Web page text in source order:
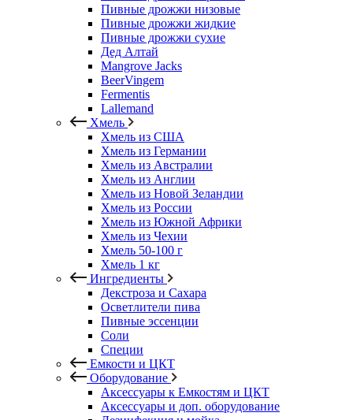
Пивные дрожжи низовые
Пивные дрожжи жидкие
Пивные дрожжи сухие
Дед Алтай
Mangrove Jacks
BeerVingem
Fermentis
Lallemand
Хмель
Хмель из США
Хмель из Германии
Хмель из Австралии
Хмель из Англии
Хмель из Новой Зеландии
Хмель из России
Хмель из Южной Африки
Хмель из Чехии
Хмель 50-100 г
Хмель 1 кг
Ингредиенты
Декстроза и Сахара
Осветлители пива
Пивные эссенции
Соли
Специи
Емкости и ЦКТ
Оборудование
Аксессуары к Емкостям и ЦКТ
Аксессуары и доп. оборудование